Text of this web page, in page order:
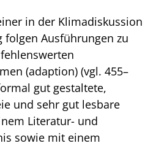
in der Klimadiskussion
folgen Ausführungen zu
(adaption) (vgl. 455–
gut gestaltete,
und sehr gut lesbare
Literatur- und
sowie mit einem